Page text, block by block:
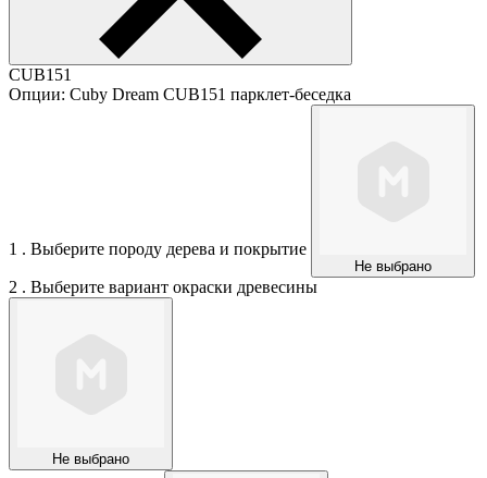
CUB151
Опции: Cuby Dream CUB151 парклет-беседка
1 . Выберите породу дерева и покрытие
Не выбрано
2 . Выберите вариант окраски древесины
Не выбрано